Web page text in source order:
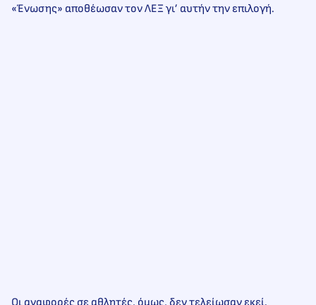
«Ένωσης» αποθέωσαν τον ΛΕΞ γι’ αυτήν την επιλογή.